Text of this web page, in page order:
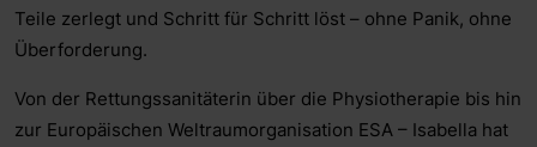
Teile zerlegt und Schritt für Schritt löst – ohne Panik, ohne
Überforderung.
Von der Rettungssanitäterin über die Physiotherapie bis hin
zur Europäischen Weltraumorganisation ESA – Isabella hat